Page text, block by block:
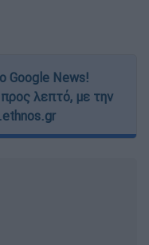
Google News!
λεπτό, με την